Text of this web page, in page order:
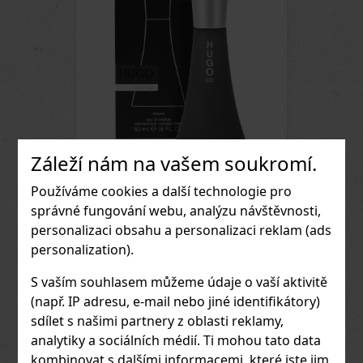
Záleží nám na vašem soukromí.
Používáme cookies a další technologie pro
správné fungování webu, analýzu návštěvnosti,
personalizaci obsahu a personalizaci reklam (ads
personalization).
S vaším souhlasem můžeme údaje o vaší aktivitě
(např. IP adresu, e-mail nebo jiné identifikátory)
sdílet s našimi partnery z oblasti reklamy,
analytiky a sociálních médií. Ti mohou tato data
kombinovat s dalšími informacemi, které jste jim
smyslné kožené tóny, které dodávají
hloubku a hřejivou intenzitu. Profil
Hugo Boss Deep Red EdP 50 ml
Hugo Boss Deep Red je parfémovaná
voda pro ženy, které se nebojí projevit
svou vášeň, sebevědomí a smyslnost.
ženská zároveň, takže skvěle sedne
ženám, které milují energický městský
styl a chtějí zanechat zapamatovatelný
dojem. Deep Red působí odvážně,
moderně a přitažlivě, ať už ji zvolíte na
běžný den nebo večerní příležitost.
Profil vůně: Hlava: Krvavý pomeranč,
748 Kč
Do obchodu